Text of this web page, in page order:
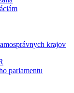
krajov
parlamentu